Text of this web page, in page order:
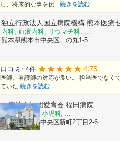
し、将来的な事を伝... 続きを読む
独立行政法人国立病院機構 熊本医療
内科, 血液内科, リウマチ科, ...
熊本県熊本市中央区二の丸1-5
口コミ: 4件 4.75
医師、看護師の対応が良い。 担当医でなく
ていた 続きを読む
医療法人社団愛育会 福田病院
産科, 婦人科, 小児科, ...
熊本県熊本市中央区新町2丁目2-6